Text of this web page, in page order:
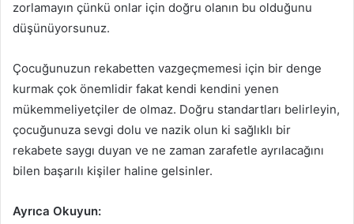
zorlamayın çünkü onlar için doğru olanın bu olduğunu
düşünüyorsunuz.
Çocuğunuzun rekabetten vazgeçmemesi için bir denge
kurmak çok önemlidir fakat kendi kendini yenen
mükemmeliyetçiler de olmaz. Doğru standartları belirleyin,
çocuğunuza sevgi dolu ve nazik olun ki sağlıklı bir
rekabete saygı duyan ve ne zaman zarafetle ayrılacağını
bilen başarılı kişiler haline gelsinler.
Ayrıca Okuyun: